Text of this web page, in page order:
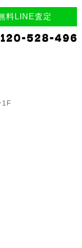
料LINE査定
1F